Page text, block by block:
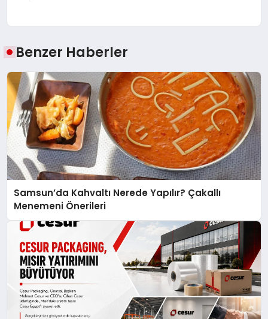
Benzer Haberler
Samsun’da Kahvaltı Nerede Yapılır? Çakallı
Menemeni Önerileri